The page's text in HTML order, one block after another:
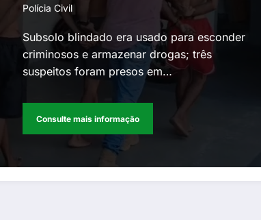
Polícia Civil
Subsolo blindado era usado para esconder
criminosos e armazenar drogas; três
suspeitos foram presos em…
Consulte mais informação